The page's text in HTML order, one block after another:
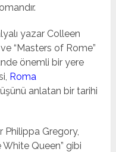
yazar Colleen
“Masters of Rome”
önemli bir yere
Roma
anlatan bir tarihi
Philippa Gregory,
White Queen” gibi